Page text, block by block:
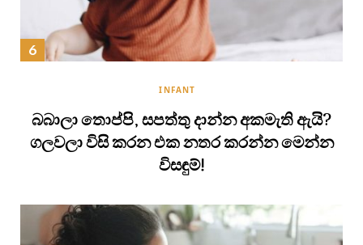
INFANT
බබාලා තොප්පි, සපත්තු දාන්න අකමැති ඇයි?
ගලවලා විසි කරන එක නතර කරන්න මෙන්න
විසඳුම්!